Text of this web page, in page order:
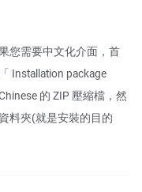
您需要中文化介面，首
Installation package
的 ZIP 壓縮檔，然
料夾(就是安裝的目的